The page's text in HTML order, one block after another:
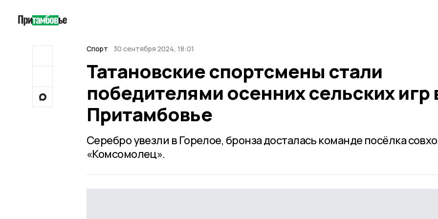
Спорт 30 сентября 2024, 18:01
Татановские спортсмены стали
победителями осенних сельских игр
Притамбовье
Серебро увезли в Горелое, бронза досталась команде посёлка
«Комсомолец».